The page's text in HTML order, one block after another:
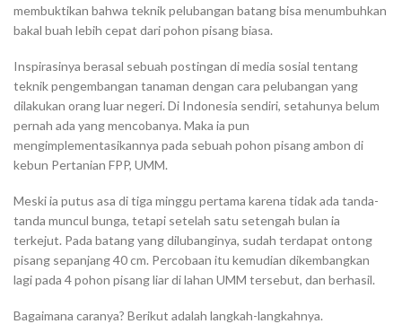
membuktikan bahwa teknik pelubangan batang bisa menumbuhkan
bakal buah lebih cepat dari pohon pisang biasa.
Inspirasinya berasal sebuah postingan di media sosial tentang
teknik pengembangan tanaman dengan cara pelubangan yang
dilakukan orang luar negeri. Di Indonesia sendiri, setahunya belum
pernah ada yang mencobanya. Maka ia pun
mengimplementasikannya pada sebuah pohon pisang ambon di
kebun Pertanian FPP, UMM.
Meski ia putus asa di tiga minggu pertama karena tidak ada tanda-
tanda muncul bunga, tetapi setelah satu setengah bulan ia
terkejut. Pada batang yang dilubanginya, sudah terdapat ontong
pisang sepanjang 40 cm. Percobaan itu kemudian dikembangkan
lagi pada 4 pohon pisang liar di lahan UMM tersebut, dan berhasil.
Bagaimana caranya? Berikut adalah langkah-langkahnya.